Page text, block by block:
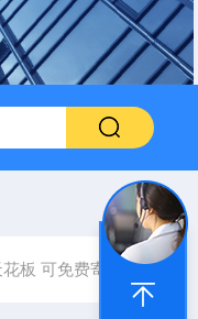
陷 吸音吊顶 玻纤
板 可免费寄样